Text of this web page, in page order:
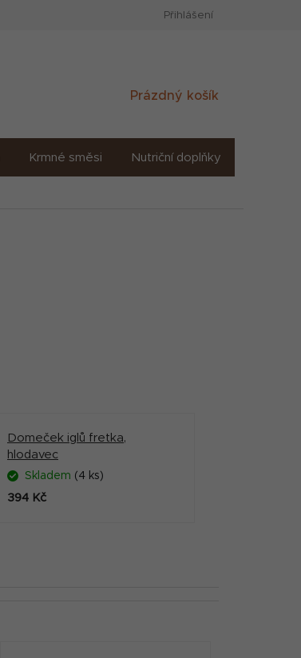
Přihlášení
Nákupní
Prázdný košík
Krmné směsi Nutriční doplňky
Domeček iglů fretka,
hlodavec
Skladem (4 ks)
394 Kč